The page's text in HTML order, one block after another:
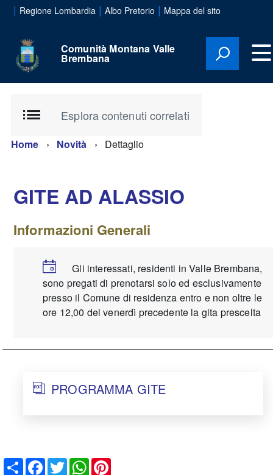
| Regione Lombardia | Albo Pretorio | Mappa del sito
Comunità Montana Valle
Brembana
Esplora contenuti correlati
Home Novità Dettaglio
GITE AD ALASSIO
Informazioni Generali
Gli interessati, residenti in Valle Brembana,
sono pregati di prenotarsi solo ed esclusivamente
presso il Comune di residenza entro e non oltre le
ore 12,00 del venerdì precedente la gita prescelta
PROGRAMMA GITE
ShareFacebook
TwitterWhatsApp